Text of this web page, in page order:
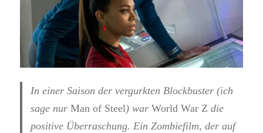
In einer Saison der vergurkten Blockbuster (ich
sage nurMan of Steel) warWorld War Z die
positive Überraschung. Ein Zombiefilm, der auf